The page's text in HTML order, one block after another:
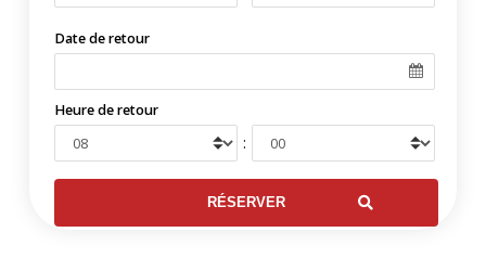
Date de retour
Heure de retour
: